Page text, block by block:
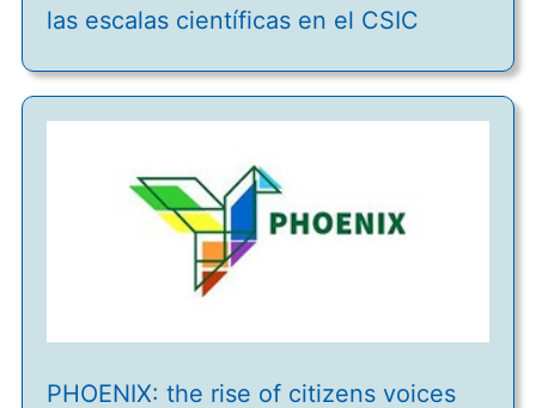
las escalas científicas en el CSIC
PHOENIX: the rise of citizens voices